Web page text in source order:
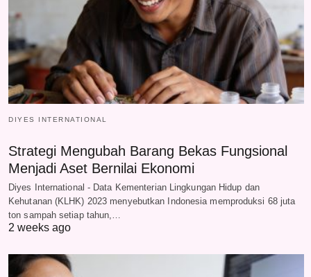
DIYES INTERNATIONAL
Strategi Mengubah Barang Bekas Fungsional
Menjadi Aset Bernilai Ekonomi
Diyes International - Data Kementerian Lingkungan Hidup dan
Kehutanan (KLHK) 2023 menyebutkan Indonesia memproduksi 68 juta
ton sampah setiap tahun,…
2 weeks ago